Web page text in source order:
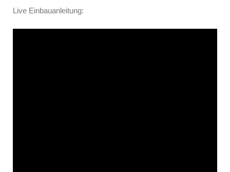
Live Einbauanleitung: